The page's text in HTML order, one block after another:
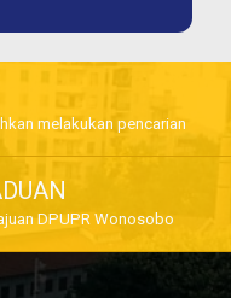
melakukan pencarian
DPUPR Wonosobo